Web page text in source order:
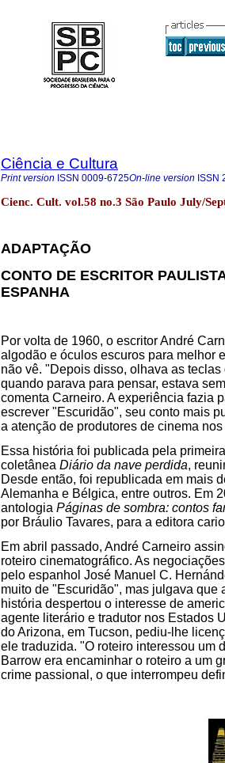
Ciência e Cultura
Print version ISSN 0009-6725On-line version ISSN
Cienc. Cult. vol.58 no.3 São Paulo July/
ADAPTAÇÃO
CONTO DE ESCRITOR
ESPANHA
Por volta de 1960, o escritor André
algodão e óculos escuros para melhor
não vê. "Depois disso, olhava as
quando parava para pensar, estava
comenta Carneiro. A experiência fazia
escrever "Escuridão", seu conto mais
a atenção de produtores de cinema
Essa história foi publicada pela
coletânea Diário da nave perdida,
Desde então, foi republicada em mais
Alemanha e Bélgica, entre outros. Em
antologia Páginas de sombra: contos
por Bráulio Tavares, para a editora
Em abril passado, André Carneiro
roteiro cinematográfico. As
pelo espanhol José Manuel C.
muito de "Escuridão", mas julgava que
história despertou o interesse de
agente literário e tradutor nos Estados
do Arizona, em Tucson, pediu-lhe
ele traduzida. "O roteiro interessou um
Barrow era encaminhar o roteiro a um
crime passional, o que interrompeu